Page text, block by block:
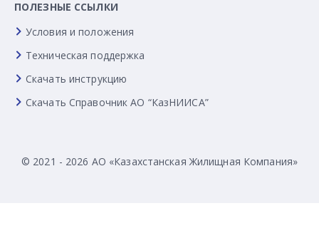
ПОЛЕЗНЫЕ ССЫЛКИ
Условия и положения
Техническая поддержка
Скачать инструкцию
Скачать Справочник АО “КазНИИСА”
© 2021 - 2026 АО «Казахстанская Жилищная Компания»